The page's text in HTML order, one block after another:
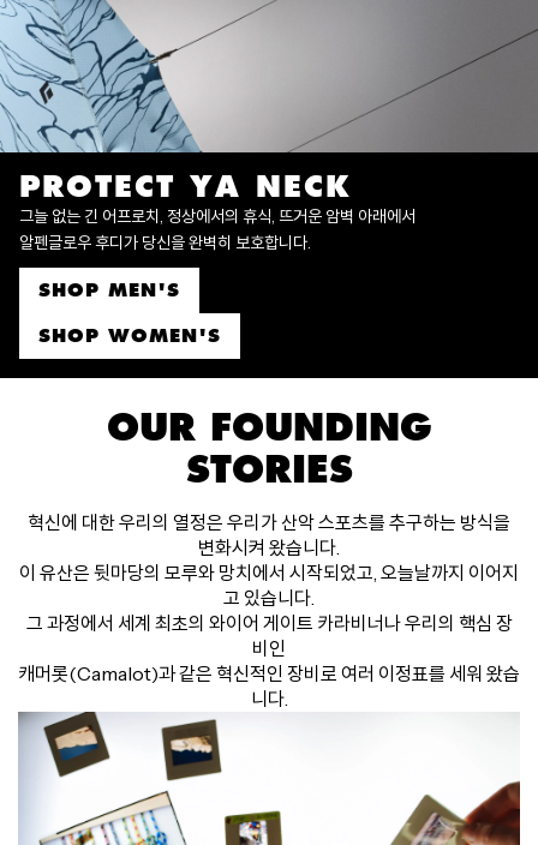
PROTECT YA NECK
그늘 없는 긴 어프로치, 정상에서의 휴식, 뜨거운 암벽 아래에서
알펜글로우 후디가 당신을 완벽히 보호합니다.
SHOP MEN'S
SHOP WOMEN'S
OUR FOUNDING
STORIES
혁신에 대한 우리의 열정은 우리가 산악 스포츠를 추구하는 방식을
변화시켜 왔습니다.
이 유산은 뒷마당의 모루와 망치에서 시작되었고, 오늘날까지 이어지
고 있습니다.
그 과정에서 세계 최초의 와이어 게이트 카라비너나 우리의 핵심 장
비인
캐머롯(Camalot)과 같은 혁신적인 장비로 여러 이정표를 세워 왔습
니다.